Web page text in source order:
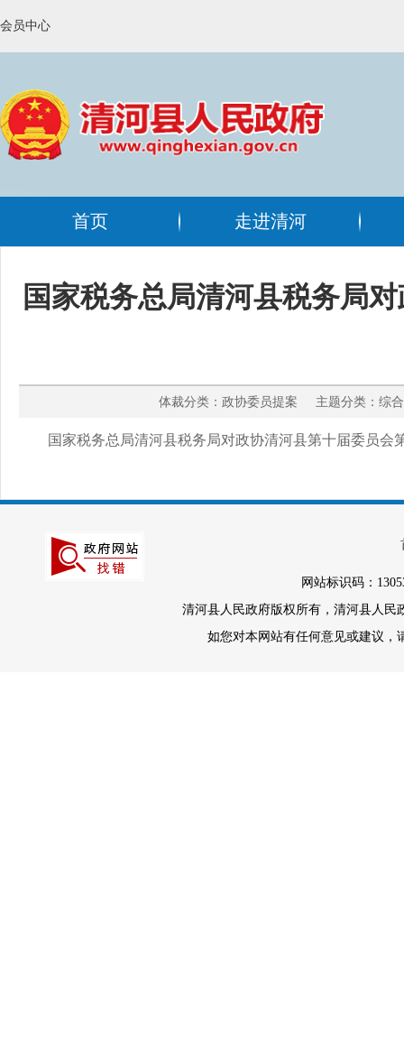
会员中心
首页 走进清河
国家税务总局清河县税务局
体裁分类：政协委员提案 主题分类：
国家税务总局清河县税务局对政协清河县第十届委员会
网站标识码：
清河县人民政府版权所有，清河县人
如您对本网站有任何意见或建议，